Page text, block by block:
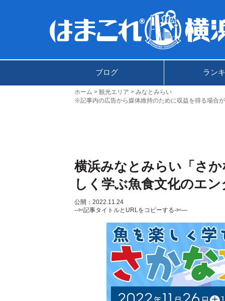
ブログ ラン
ホーム 観光エリア
みなとみらい
※記事内の広告から媒体維持のために収益を得る場合
横浜みなとみらい「さ
しく学ぶ魚食文化のエ
公開：2022.11.24
--✄記事タイトルとURLをコピーする-✄—